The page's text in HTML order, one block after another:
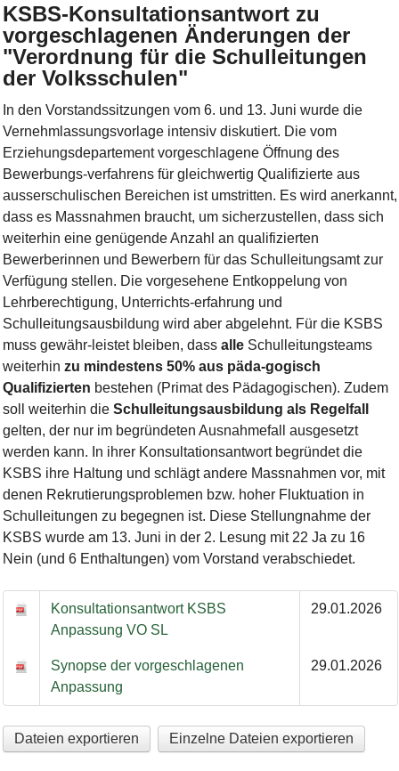
KSBS-Konsultationsantwort zu
vorgeschlagenen Änderungen der
"Verordnung für die Schulleitungen
der Volksschulen"
In den Vorstandssitzungen vom 6. und 13. Juni wurde die
Vernehmlassungsvorlage intensiv diskutiert. Die vom
Erziehungsdepartement vorgeschlagene Öffnung des
Bewerbungs-verfahrens für gleichwertig Qualifizierte aus
ausserschulischen Bereichen ist umstritten. Es wird anerkannt,
dass es Massnahmen braucht, um sicherzustellen, dass sich
weiterhin eine genügende Anzahl an qualifizierten
Bewerberinnen und Bewerbern für das Schulleitungsamt zur
Verfügung stellen. Die vorgesehene Entkoppelung von
Lehrberechtigung, Unterrichts-erfahrung und
Schulleitungsausbildung wird aber abgelehnt. Für die KSBS
muss gewähr-leistet bleiben, dass alle Schulleitungsteams
weiterhin zu mindestens 50% aus päda-gogisch
Qualifizierten bestehen (Primat des Pädagogischen). Zudem
soll weiterhin die Schulleitungsausbildung als Regelfall
gelten, der nur im begründeten Ausnahmefall ausgesetzt
werden kann. In ihrer Konsultationsantwort begründet die
KSBS ihre Haltung und schlägt andere Massnahmen vor, mit
denen Rekrutierungsproblemen bzw. hoher Fluktuation in
Schulleitungen zu begegnen ist. Diese Stellungnahme der
KSBS wurde am 13. Juni in der 2. Lesung mit 22 Ja zu 16
Nein (und 6 Enthaltungen) vom Vorstand verabschiedet.
Anstellungsbedingungen SL VS
Konsultationsantwort KSBS
Anpassung VO SL
29.01.2026
Synopse der vorgeschlagenen
Anpassung
29.01.2026
Dateien exportieren Einzelne Dateien exportieren